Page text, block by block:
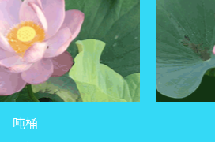
吨桶